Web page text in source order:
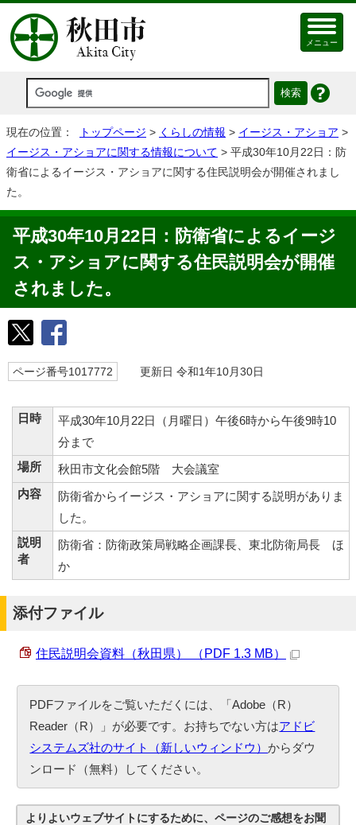
メニュー
現在の位置： トップページ > くらしの情報 > イージス・アショア >
イージス・アショアに関する情報について > 平成30年10月22日：防
衛省によるイージス・アショアに関する住民説明会が開催されまし
た。
平成30年10月22日：防衛省によるイージ
ス・アショアに関する住民説明会が開催
されました。
ページ番号1017772 更新日 令和1年10月30日
日時
平成30年10月22日（月曜日）午後6時から午後9時10
分まで
場所
秋田市文化会館5階 大会議室
内容
防衛省からイージス・アショアに関する説明がありま
した。
説明
者
防衛省：防衛政策局戦略企画課長、東北防衛局長 ほ
か
添付ファイル
住民説明会資料（秋田県） （PDF 1.3 MB）
PDFファイルをご覧いただくには、「Adobe（R）
Reader（R）」が必要です。お持ちでない方はアドビ
システムズ社のサイト（新しいウィンドウ）からダウ
ンロード（無料）してください。
よりよいウェブサイトにするために、ページのご感想をお聞